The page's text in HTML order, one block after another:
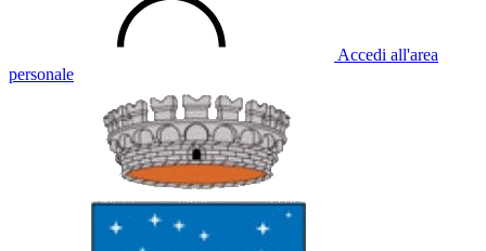
Accedi all'area
personale